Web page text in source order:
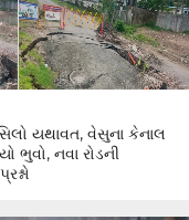
યથાવત, વેસુના કેનાલ
ભુવો, નવા રોડની